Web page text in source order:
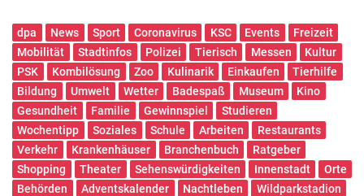
dpa News Sport Coronavirus KSC Events
Freizeit
Mobilität
Stadtinfos Polizei Tierisch Messen
Kultur
PSK
Kombilösung Zoo Kulinarik Einkaufen
Tierhilfe
Bildung
Umwelt Wetter Badespaß Museum
Kino
Gesundheit
Familie Gewinnspiel
Studieren
Wochentipp
Soziales Schule Arbeiten
Restaurants
Verkehr
Krankenhäuser Branchenbuch
Ratgeber
Shopping
Theater Sehenswürdigkeiten Innenstadt
Orte
Behörden
Adventskalender Nachtleben
Wildparkstadion